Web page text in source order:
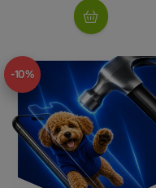
-10%